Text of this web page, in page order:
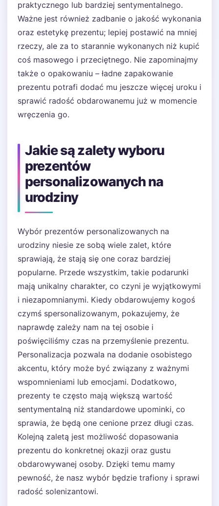
praktycznego lub bardziej sentymentalnego.
Ważne jest również zadbanie o jakość wykonania
oraz estetykę prezentu; lepiej postawić na mniej
rzeczy, ale za to starannie wykonanych niż kupić
coś masowego i przeciętnego. Nie zapominajmy
także o opakowaniu – ładne zapakowanie
prezentu potrafi dodać mu jeszcze więcej uroku i
sprawić radość obdarowanemu już w momencie
wręczenia go.
Jakie są zalety wyboru
prezentów
personalizowanych na
urodziny
Wybór prezentów personalizowanych na
urodziny niesie ze sobą wiele zalet, które
sprawiają, że stają się one coraz bardziej
popularne. Przede wszystkim, takie podarunki
mają unikalny charakter, co czyni je wyjątkowymi
i niezapomnianymi. Kiedy obdarowujemy kogoś
czymś spersonalizowanym, pokazujemy, że
naprawdę zależy nam na tej osobie i
poświęciliśmy czas na przemyślenie prezentu.
Personalizacja pozwala na dodanie osobistego
akcentu, który może być związany z ważnymi
wspomnieniami lub emocjami. Dodatkowo,
prezenty te często mają większą wartość
sentymentalną niż standardowe upominki, co
sprawia, że będą one cenione przez długi czas.
Kolejną zaletą jest możliwość dopasowania
prezentu do konkretnej okazji oraz gustu
obdarowywanej osoby. Dzięki temu mamy
pewność, że nasz wybór będzie trafiony i sprawi
radość solenizantowi.